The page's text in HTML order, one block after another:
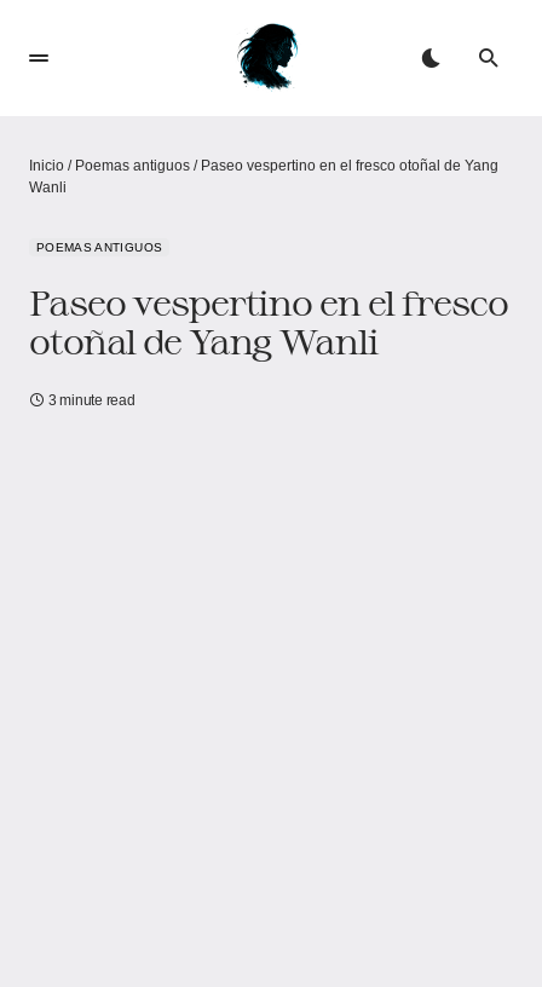
Inicio / Poemas antiguos / Paseo vespertino en el fresco otoñal de Yang
Wanli
POEMAS ANTIGUOS
Paseo vespertino en el fresco
otoñal de Yang Wanli
3 minute read